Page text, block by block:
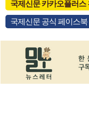
국제신문 카카오플러스
국제신문 공식 페이스북